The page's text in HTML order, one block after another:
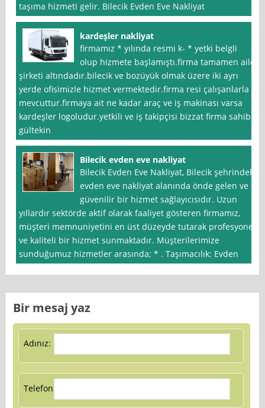
taşıma hizmeti gelir. Bilecik Evden Eve Nakliyat
kardeşler nakliyat
firmamız * yılında resmi k- * yetki belgli
olup hizmete başlamıştı.firma tamamen aile
şirketi altındadır.bilecik ve bozüyük olmak üzere iki ayrı
yerde ofisimizle hizmet vermektedir.firma resi çalışanlarla
mevcuttur.firmaya ait ne kadar araç ve iş makinası varsa
kardeşler logoludur.yetkili ve iş takipçisi bizzat firma sahibi
gültekin
Bilecik evden eve nakliyat
Bilecik Evden Eve Nakliyat, Bilecik şehrindeki
evden eve nakliyat alanında önde gelen ve
güvenilir bir hizmet sağlayıcısıdır. Uzun
yıllardır sektörde aktif olarak faaliyet gösteren firmamız,
müşteri memnuniyetini en üst düzeyde tutarak profesyonel
ve kaliteli bir hizmet sunmaktadır. Müşterilerimize
sunduğumuz hizmetler arasında; * . Taşımacılık: Evden
Bir mesaj yaz
Adınız:
Telefon: